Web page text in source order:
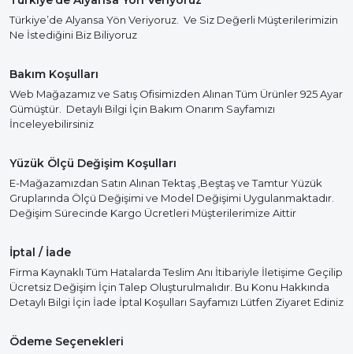
Türkiye’de Alyansa Yön Veriyoruz. Ve Siz Değerli Müşterilerimizin
Ne İstediğini Biz Biliyoruz
Bakım Koşulları
Web Mağazamız ve Satış Ofisimizden Alınan Tüm Ürünler 925 Ayar
Gümüştür. Detaylı Bilgi İçin Bakım Onarım Sayfamızı
İnceleyebilirsiniz
Yüzük Ölçü Değişim Koşulları
E-Mağazamızdan Satın Alınan Tektaş ,Beştaş ve Tamtur Yüzük
Gruplarında Ölçü Değişimi ve Model Değişimi Uygulanmaktadır.
Değişim Sürecinde Kargo Ücretleri Müşterilerimize Aittir
İptal / İade
Firma Kaynaklı Tüm Hatalarda Teslim Anı İtibariyle İletişime Geçilip
Ücretsiz Değişim İçin Talep Oluşturulmalıdır. Bu Konu Hakkında
Detaylı Bilgi İçin İade İptal Koşulları Sayfamızı Lütfen Ziyaret Ediniz
Ödeme Seçenekleri